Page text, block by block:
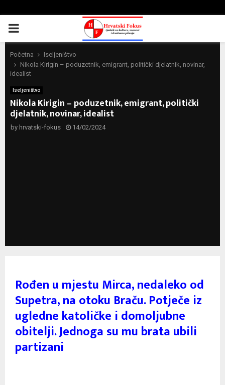
PRIMARY
MENU
Početna
Iseljeništvo
Nikola Kirigin – poduzetnik, emigrant, politički djelatnik, novinar,
idealist
Iseljeništvo
Nikola Kirigin – poduzetnik, emigrant, politički
djelatnik, novinar, idealist
by hrvatski-fokus 14/02/2024
Rođen u mjestu Mirca, nedaleko od
Supetra, na otoku Braču. Potječe iz
ugledne katoličke i domoljubne
obitelji. Jednoga su mu brata ubili
partizani